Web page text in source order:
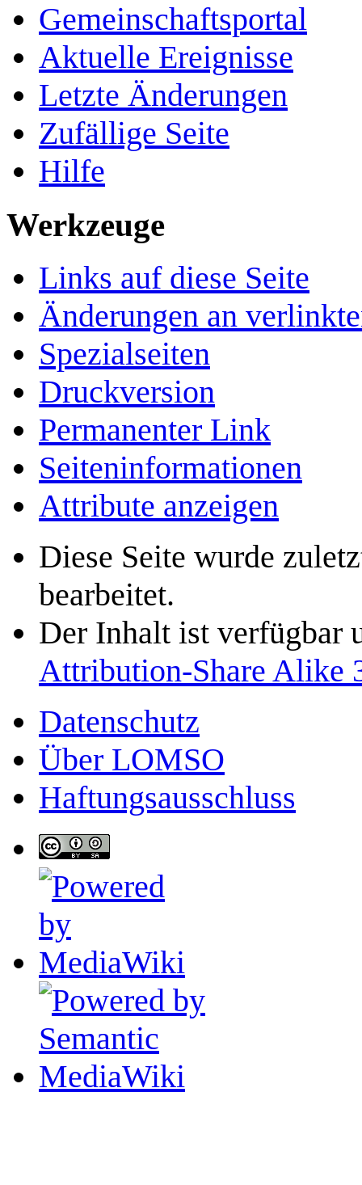
Gemeinschafts­portal
Aktuelle Ereignisse
Letzte Änderungen
Zufällige Seite
Hilfe
Werkzeuge
Links auf diese Seite
Änderungen an
Spezialseiten
Druckversion
Permanenter Link
Seiten­­informationen
Attribute anzeigen
Diese Seite wurde
bearbeitet.
Der Inhalt ist verfügbar
Attribution-Share Alike
Datenschutz
Über LOMSO
Haftungsausschluss